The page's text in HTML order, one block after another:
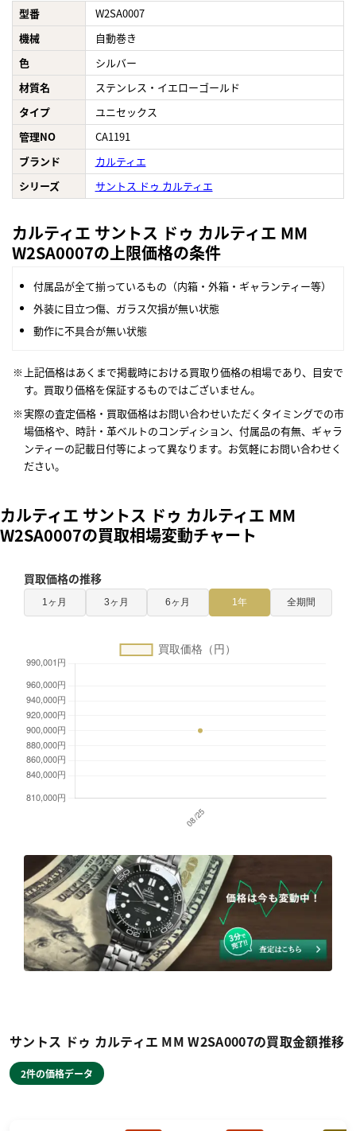
型番
W2SA0007
機械
自動巻き
色
シルバー
材質名
ステンレス・イエローゴールド
タイプ
ユニセックス
管理NO
CA1191
ブランド
カルティエ
シリーズ
サントス ドゥ カルティエ
カルティエ サントス ドゥ カルティエ MM
W2SA0007の上限価格の条件
付属品が全て揃っているもの（内箱・外箱・ギャランティー等）
外装に目立つ傷、ガラス欠損が無い状態
動作に不具合が無い状態
上記価格はあくまで掲載時における買取り価格の相場であり、目安で
す。買取り価格を保証するものではございません。
実際の査定価格・買取価格はお問い合わせいただくタイミングでの市
場価格や、時計・革ベルトのコンディション、付属品の有無、ギャラ
ンティーの記載日付等によって異なります。お気軽にお問い合わせく
ださい。
カルティエ サントス ドゥ カルティエ MM
W2SA0007の買取相場変動チャート
買取価格の推移
1ヶ月 3ヶ月 6ヶ月 1年 全期間
サントス ドゥ カルティエ MM W2SA0007の買取金額推移
2件の価格データ